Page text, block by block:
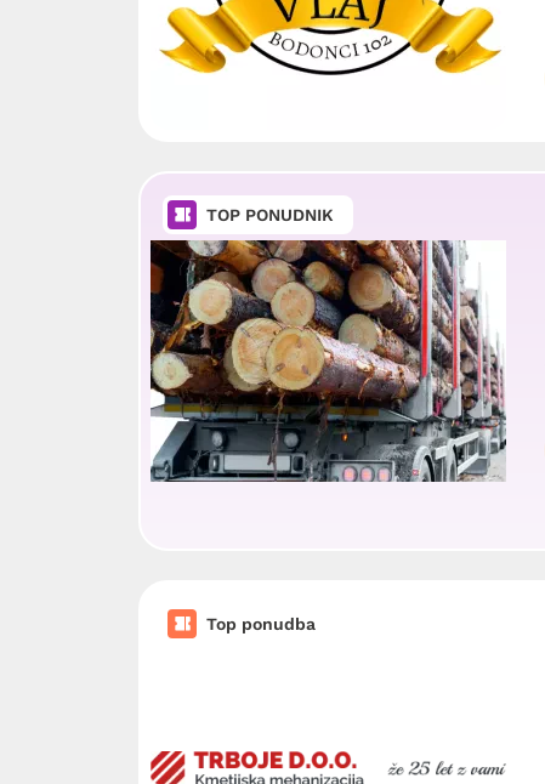
TOP PONUDNIK
Top ponudba